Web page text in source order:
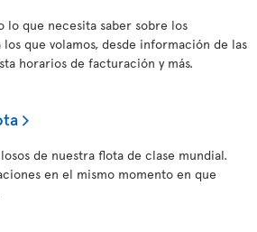
lo que necesita saber sobre los
que volamos, desde información de las
horarios de facturación y más.
de nuestra flota de clase mundial.
en el mismo momento en que